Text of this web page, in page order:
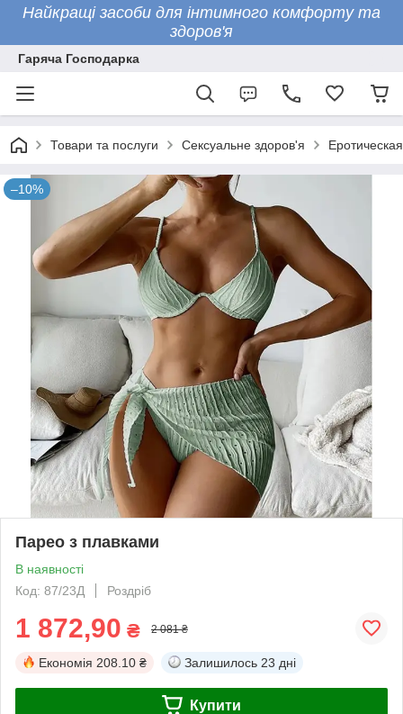
Найкращі засоби для інтимного комфорту та
здоров'я
Гаряча Господарка
Товари та послуги Сексуальне здоров'я
–10%
Парео з плавками
В наявності
Код: 87/23Д
Роздріб
1 872,90 ₴ 2 081 ₴
Економія 208.10 ₴ Залишилось 23 дні
Купити